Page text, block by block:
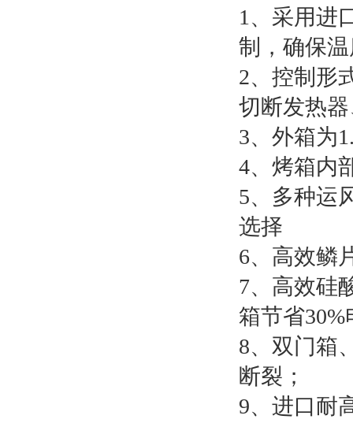
1、采用进
制，确保
2、控制形
切断发热
3、外箱为
4、烤箱内
5、多种运
选择
6、高效鳞
7、高效硅
箱节省30%
8、双门箱
断裂；
9、进口耐